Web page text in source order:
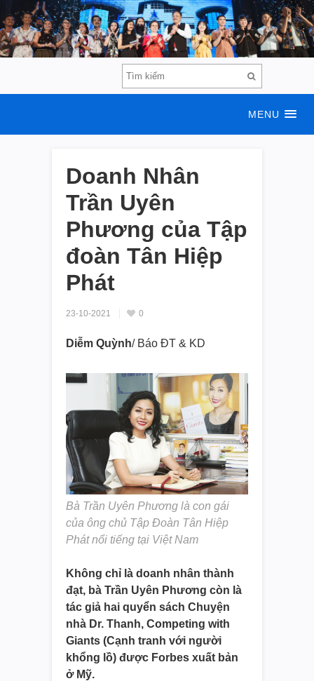
MENU
Doanh Nhân
Trần Uyên
Phương của Tập
đoàn Tân Hiệp
Phát
23-10-2021 0
Diễm Quỳnh/ Báo ĐT & KD
Bà Trần Uyên Phương là con gái
của ông chủ Tập Đoàn Tân Hiệp
Phát nổi tiếng tại Việt Nam
Không chỉ là doanh nhân thành
đạt, bà Trần Uyên Phương còn là
tác giả hai quyển sách Chuyện
nhà Dr. Thanh, Competing with
Giants (Cạnh tranh với người
khổng lồ) được Forbes xuất bản
ở Mỹ.